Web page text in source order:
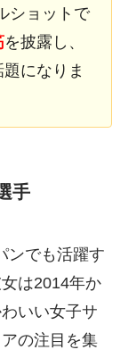
ショットで
を披露し、
になりま
手
ンでも活躍す
は2014年か
いい女子サ
の注目を集